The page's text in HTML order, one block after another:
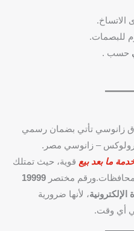
للبصمات.
حسب .
زانوسي تأتي بضمان رسمي
– زانوسي مصر.
ما بعد بيع قوية، حيث تمتلك
مختصر 19999
الإلكترونية، لأنها ضرورية
أي وقت.